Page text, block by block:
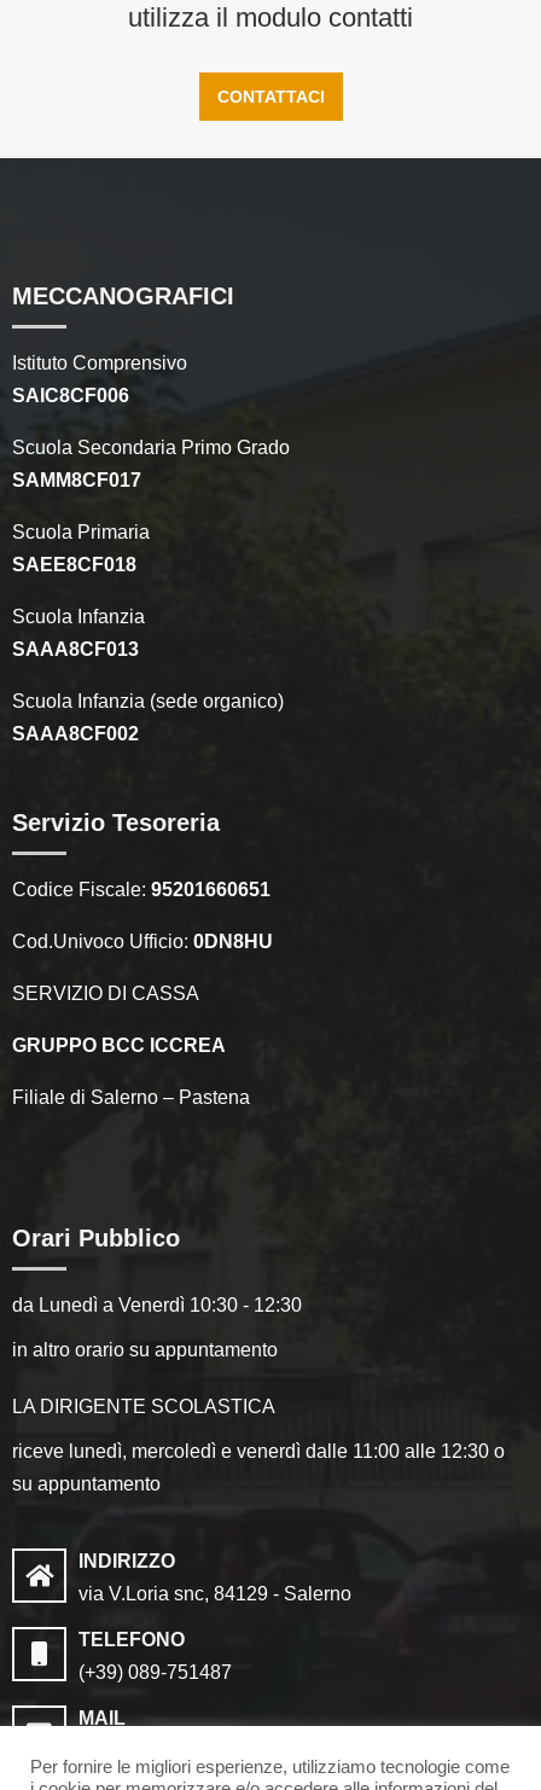
utilizza il modulo contatti
CONTATTACI
MECCANOGRAFICI
Istituto Comprensivo
SAIC8CF006
Scuola Secondaria Primo Grado
SAMM8CF017
Scuola Primaria
SAEE8CF018
Scuola Infanzia
SAAA8CF013
Scuola Infanzia (sede organico)
SAAA8CF002
Servizio Tesoreria
Codice Fiscale: 95201660651
Cod.Univoco Ufficio: 0DN8HU
SERVIZIO DI CASSA
GRUPPO BCC ICCREA
Filiale di Salerno – Pastena
Orari Pubblico
da Lunedì a Venerdì 10:30 - 12:30
in altro orario su appuntamento
LA DIRIGENTE SCOLASTICA
riceve lunedì, mercoledì e venerdì dalle 11:00 alle 12:30 o
su appuntamento
INDIRIZZO
via V.Loria snc, 84129 - Salerno
TELEFONO
(+39) 089-751487
MAIL
saic8cf006@pec.istruzione.it
Per fornire le migliori esperienze, utilizziamo tecnologie come